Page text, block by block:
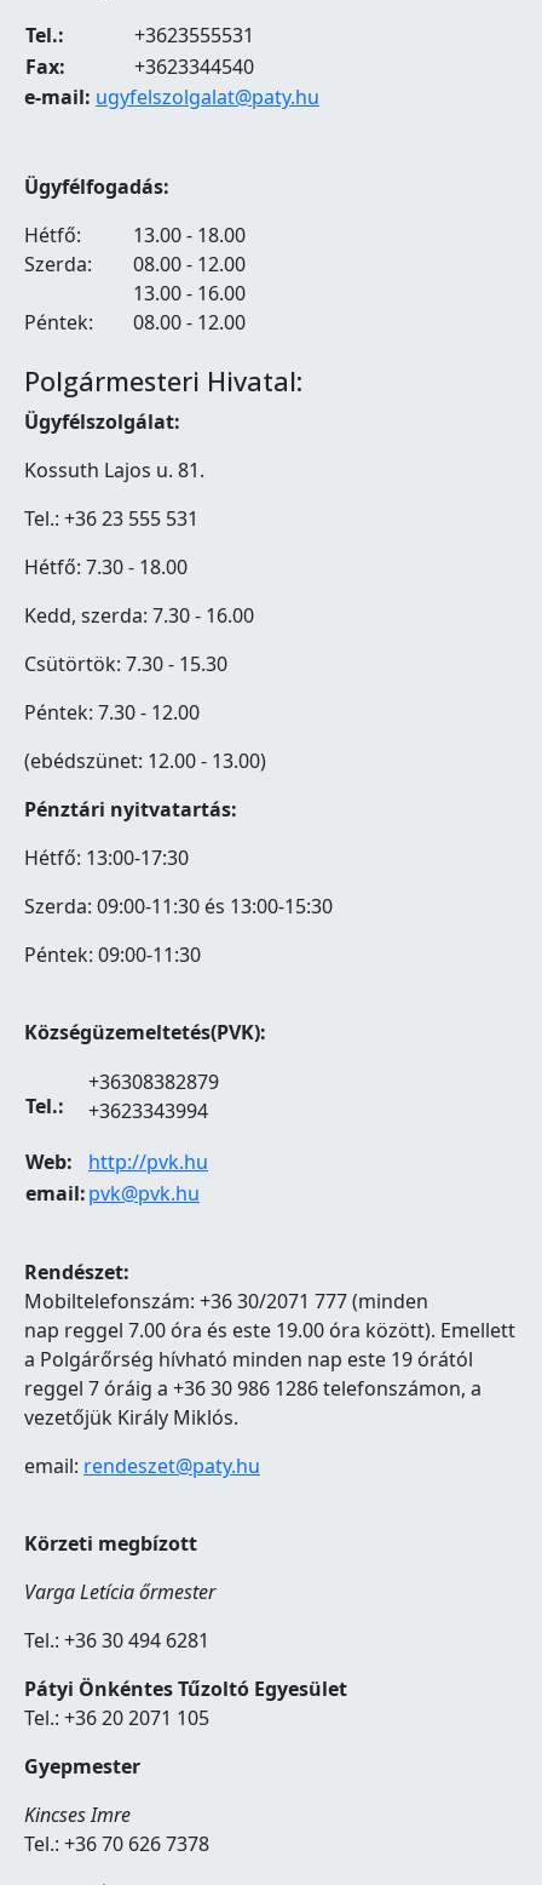
Tel.:
+3623555531
Fax:
+3623344540
e-mail: ugyfelszolgalat@paty.hu
Ügyfélfogadás:
Hétfő:
13.00 - 18.00
Szerda:
08.00 - 12.00
13.00 - 16.00
Péntek:
08.00 - 12.00
Polgármesteri Hivatal:
Ügyfélszolgálat:
Kossuth Lajos u. 81.
Tel.: +36 23 555 531
Hétfő: 7.30 - 18.00
Kedd, szerda: 7.30 - 16.00
Csütörtök: 7.30 - 15.30
Péntek: 7.30 - 12.00
(ebédszünet: 12.00 - 13.00)
Pénztári nyitvatartás:
Hétfő: 13:00-17:30
Szerda: 09:00-11:30 és 13:00-15:30
Péntek: 09:00-11:30
Községüzemeltetés(PVK):
Tel.:
+36308382879
+3623343994
Web:
http://pvk.hu
email:pvk@pvk.hu
Rendészet:
Mobiltelefonszám: +36 30/2071 777 (minden
nap reggel 7.00 óra és este 19.00 óra között). Emellett
a Polgárőrség hívható minden nap este 19 órától
reggel 7 óráig a +36 30 986 1286 telefonszámon, a
vezetőjük Király Miklós.
email: rendeszet@paty.hu
Körzeti megbízott
Varga Letícia őrmester
Tel.: +36 30 494 6281
Pátyi Önkéntes Tűzoltó Egyesület
Tel.: +36 20 2071 105
Gyepmester
Kincses Imre
Tel.: +36 70 626 7378